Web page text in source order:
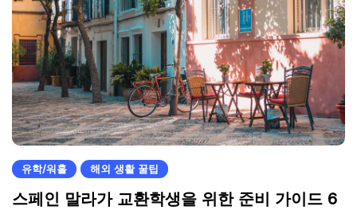
유학/워홀 해외 생활 꿀팁
스페인 말라가 교환학생을 위한 준비 가이드 6